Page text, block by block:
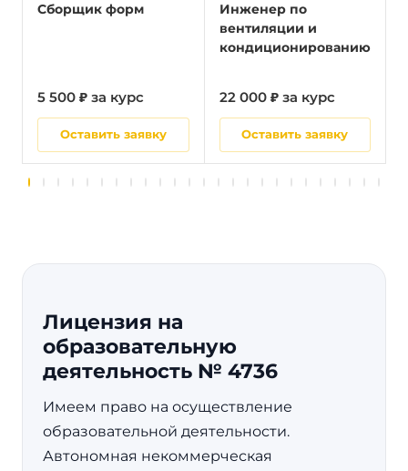
Сборщик форм
5 500 ₽ за курс
Оставить заявку
Инженер по
вентиляции и
кондиционированию
22 000 ₽ за курс
Оставить заявку
Лицензия на
образовательную
деятельность № 4736
Имеем право на осуществление
образовательной деятельности.
Автономная некоммерческая